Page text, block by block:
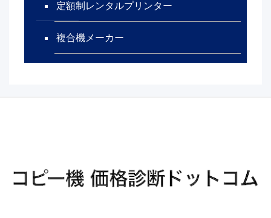
定額制レンタルプリンター
複合機メーカー